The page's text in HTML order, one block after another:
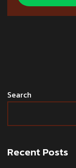
Search
Recent Posts